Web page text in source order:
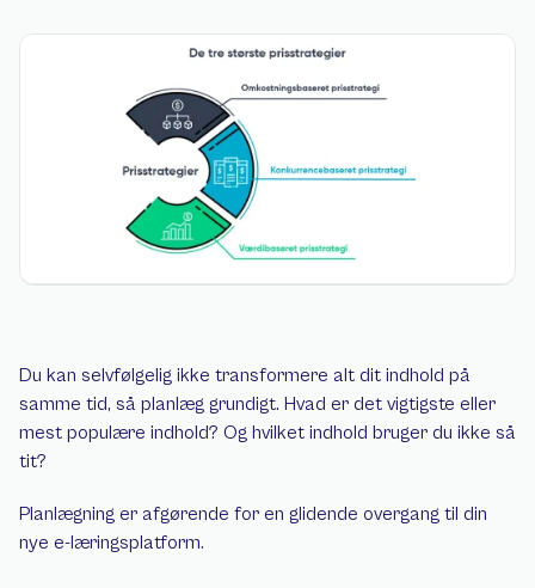
Du kan selvfølgelig ikke transformere alt dit indhold på
samme tid, så planlæg grundigt. Hvad er det vigtigste eller
mest populære indhold? Og hvilket indhold bruger du ikke så
tit?
Planlægning er afgørende for en glidende overgang til din
nye e-læringsplatform.